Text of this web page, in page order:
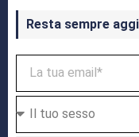
Resta sempre